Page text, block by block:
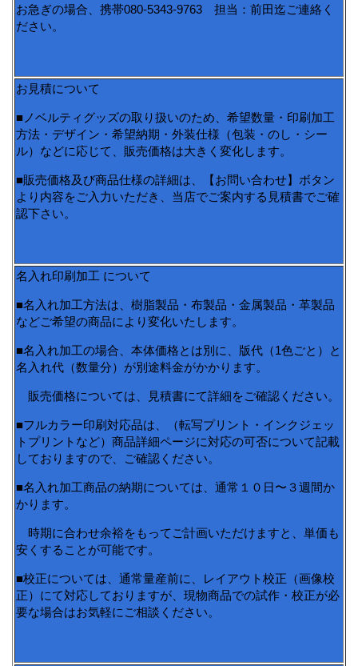
お急ぎの場合、携帯080-5343-9763 担当：前田迄ご連絡く
ださい。
お見積について
■ノベルティグッズの取り扱いのため、希望数量・印刷加工
方法・デザイン・希望納期・外装仕様（包装・のし・シー
ル）などに応じて、販売価格は大きく変化します。
■販売価格及び商品仕様の詳細は、【お問い合わせ】ボタン
より内容をご入力いただき、当店でご案内する見積書でご確
認下さい。
名入れ印刷加工 について
■名入れ加工方法は、樹脂製品・布製品・金属製品・革製品
などご希望の商品により変化いたします。
■名入れ加工の場合、本体価格とは別に、版代（1色ごと）と
名入れ代（数量分）が別途料金がかかります。
販売価格については、見積書にて詳細をご確認ください。
■フルカラー印刷対応品は、（転写プリント・インクジェッ
トプリントなど）商品詳細ページに対応の可否について記載
しておりますので、ご確認ください。
■名入れ加工商品の納期については、通常１０日〜３週間か
かります。
時期に合わせ余裕をもってご計画いただけますと、単価も
安くすることが可能です。
■校正については、通常量産前に、レイアウト校正（画像校
正）にて対応しておりますが、現物商品での試作・校正が必
要な場合はお気軽にご相談ください。